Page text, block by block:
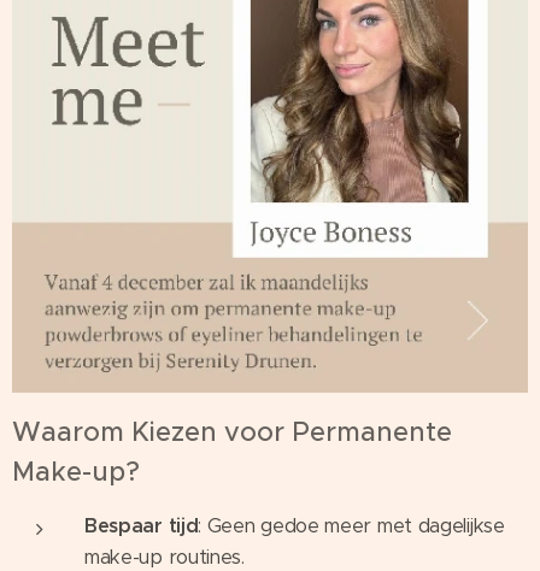
Waarom Kiezen voor Permanente
Make-up?
Bespaar tijd: Geen gedoe meer met dagelijkse
make-up routines.